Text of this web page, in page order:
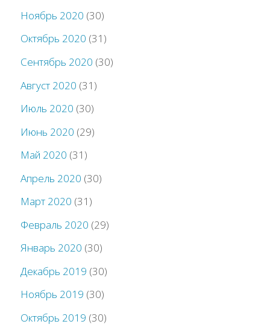
Ноябрь 2020 (30)
Октябрь 2020 (31)
Сентябрь 2020 (30)
Август 2020 (31)
Июль 2020 (30)
Июнь 2020 (29)
Май 2020 (31)
Апрель 2020 (30)
Март 2020 (31)
Февраль 2020 (29)
Январь 2020 (30)
Декабрь 2019 (30)
Ноябрь 2019 (30)
Октябрь 2019 (30)